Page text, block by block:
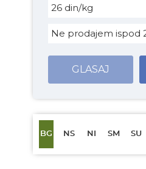
26 din/kg
Ne prodajem ispod
GLASAJ
BG NS NI SM SU